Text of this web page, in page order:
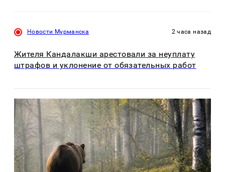
Новости Мурманска 2 часа назад
Жителя Кандалакши арестовали за неуплату
штрафов и уклонение от обязательных работ